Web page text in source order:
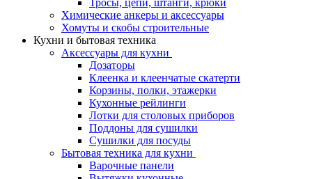
Химические анкеры и аксессуары
Хомуты и скобы строительные
Кухни и бытовая техника
Аксессуары для кухни
Дозаторы
Клеенка и клеенчатые скатерти
Корзины, полки, этажерки
Кухонные рейлинги
Лотки для столовых приборов
Поддоны для сушилки
Сушилки для посуды
Бытовая техника для кухни
Варочные панели